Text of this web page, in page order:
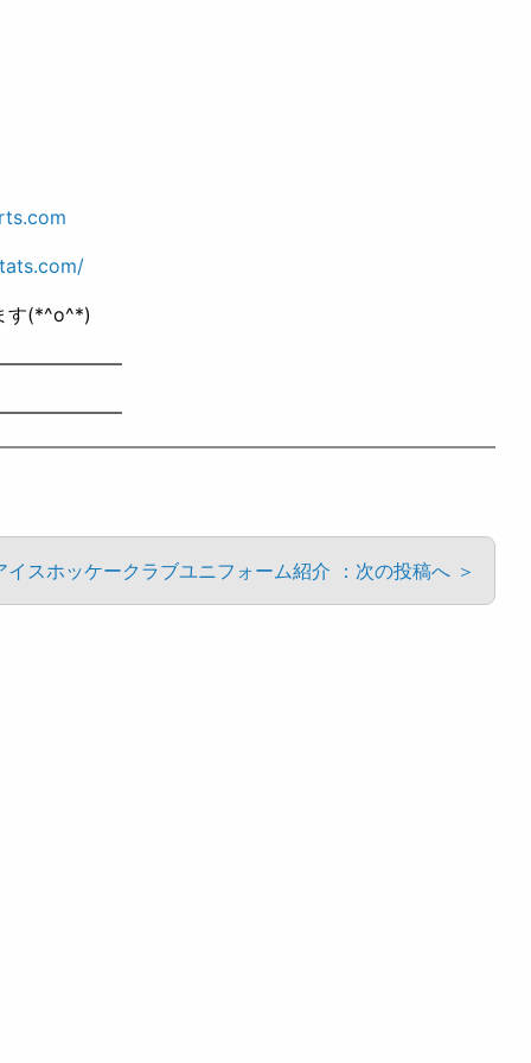
す(*^o^*)
イスホッケークラブユニフォーム紹介 ：次の投稿へ ＞